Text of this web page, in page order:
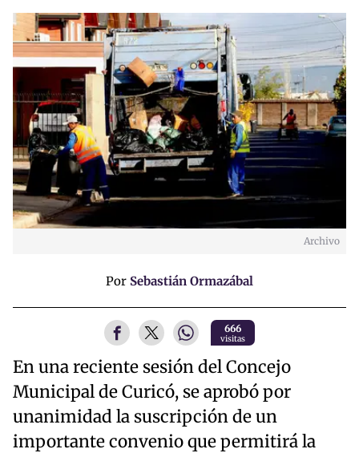
Archivo
Por Sebastián Ormazábal
666
visitas
En una reciente sesión del Concejo
Municipal de Curicó, se aprobó por
unanimidad la suscripción de un
importante convenio que permitirá la